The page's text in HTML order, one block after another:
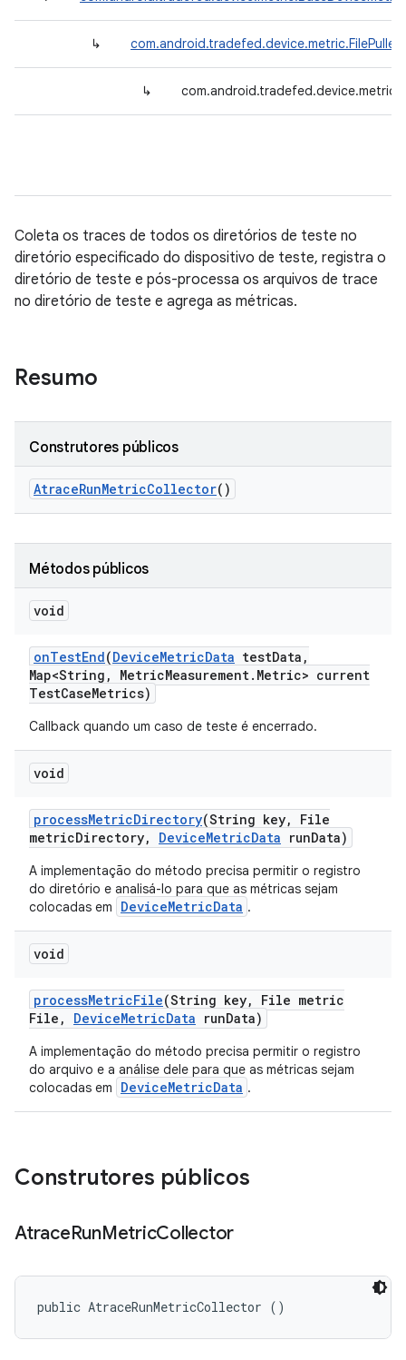
↳
↳
Coleta os traces de todos os diretórios de teste no
diretório especificado do dispositivo de teste, registra o
diretório de teste e pós-processa os arquivos de trace
no diretório de teste e agrega as métricas.
Resumo
Construtores públicos
AtraceRunMetricCollector()
Métodos públicos
void
onTestEnd(DeviceMetricData testData ,
Map<String , MetricMeasurement. Metric> current
TestCaseMetrics)
Callback quando um caso de teste é encerrado.
void
processMetricDirectory(String key,
File
metricDirectory, DeviceMetricData runData)
A implementação do método precisa permitir o registro
do diretório e analisá-lo para que as métricas sejam
colocadas em
DeviceMetricData .
void
processMetricFile(String key,
File metric
File , DeviceMetricData runData)
A implementação do método precisa permitir o registro
do arquivo e a análise dele para que as métricas sejam
colocadas em
DeviceMetricData .
Construtores públicos
AtraceRunMetricCollector
public AtraceRunMetricCollector ()